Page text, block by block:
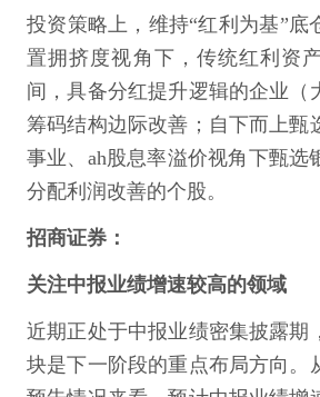
投资策略上，维持“红利为基”底
置拥挤度视角下，传统红利资
间，具备分红提升逻辑的企业（
筹码结构边际改善；自下而上甄
事业、ah股息率溢价视角下甄选
分配利润改善的个股。
招商证券：
关注中报业绩增速较高的领域
近期正处于中报业绩密集披露期
块是下一阶段的重点布局方向。